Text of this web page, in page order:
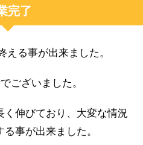
完了
る事が出来ました。
ございました。
伸びており、大変な情況
事が出来ました。